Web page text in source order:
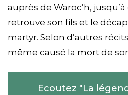
auprès de Waroc’h,
retrouve son fils et le
martyr. Selon d’autres
même causé la mort de
Ecoutez "La